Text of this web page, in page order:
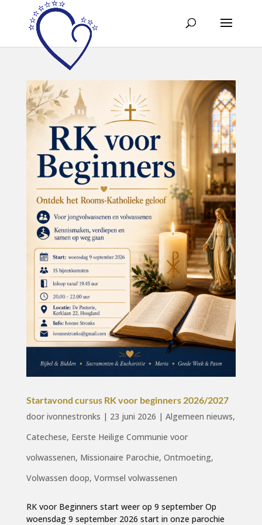
Startavond cursus RK voor beginners 2026/2027
door ivonnestronks | 23 juni 2026 | Algemeen nieuws,
Catechese, Eerste Heilige Communie voor
volwassenen, Missionaire Parochie, Ontmoeting,
Volwassen doop, Vormsel volwassenen
RK voor Beginners start weer op 9 september Op
woensdag 9 september 2026 start in onze parochie